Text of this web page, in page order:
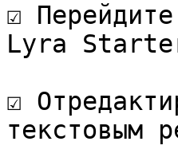
☑️
Lyra
☑️
текстовым